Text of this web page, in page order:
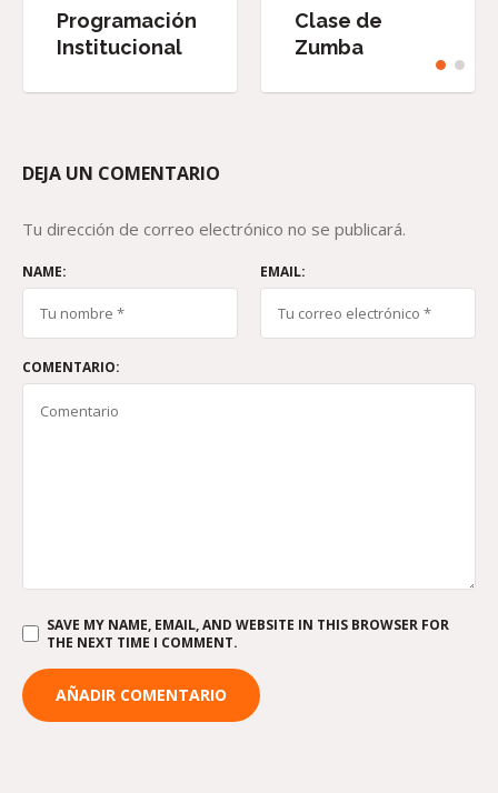
Programación
Institucional
Clase de
Zumba
DEJA UN COMENTARIO
Tu dirección de correo electrónico no se publicará.
NAME: EMAIL:
COMENTARIO:
SAVE MY NAME, EMAIL, AND WEBSITE IN THIS BROWSER FOR
THE NEXT TIME I COMMENT.